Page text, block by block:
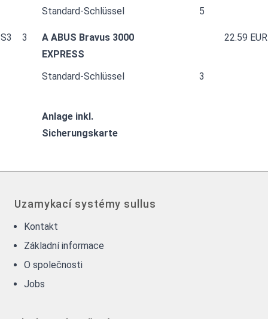
Standard-Schlüssel 5
S3 3
A ABUS Bravus 3000
EXPRESS
22.59 EUR
Standard-Schlüssel 3
Anlage inkl.
Sicherungskarte
Uzamykací systémy sullus
Kontakt
Základní informace
O společnosti
Jobs